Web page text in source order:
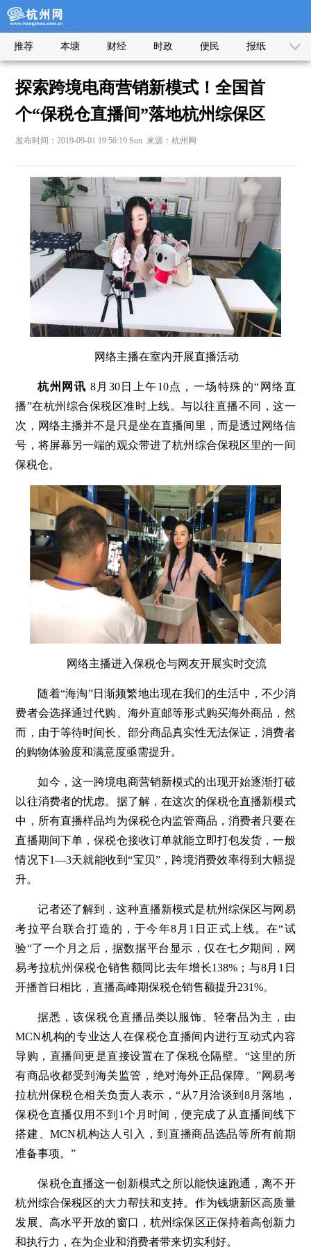
推荐 本塘 财经 时政 便民 报纸
探索跨境电商营销新模式！全国首
个“保税仓直播间”落地杭州综保区
发布时间：2019-09-01 19:56:19 Sun 来源：杭州网
网络主播在室内开展直播活动
杭州网讯 8月30日上午10点，一场特殊的“网络直
播”在杭州综合保税区准时上线。与以往直播不同，这一
次，网络主播并不是只是坐在直播间里，而是透过网络信
号，将屏幕另一端的观众带进了杭州综合保税区里的一间
保税仓。
网络主播进入保税仓与网友开展实时交流
随着“海淘”日渐频繁地出现在我们的生活中，不少消
费者会选择通过代购、海外直邮等形式购买海外商品，然
而，由于等待时间长、部分商品真实性无法保证，消费者
的购物体验度和满意度亟需提升。
如今，这一跨境电商营销新模式的出现开始逐渐打破
以往消费者的忧虑。据了解，在这次的保税仓直播新模式
中，所有直播样品均为保税仓内监管商品，消费者只要在
直播期间下单，保税仓接收订单就能立即打包发货，一般
情况下1—3天就能收到“宝贝”，跨境消费效率得到大幅提
升。
记者还了解到，这种直播新模式是杭州综保区与网易
考拉平台联合打造的，于今年8月1日正式上线。在“试
验“了一个月之后，据数据平台显示，仅在七夕期间，网
易考拉杭州保税仓销售额同比去年增长138%；与8月1日
开播首日相比，直播高峰期保税仓销售额提升231%。
据悉，该保税仓直播品类以服饰、轻奢品为主，由
MCN机构的专业达人在保税仓直播间内进行互动式内容
导购，直播间更是直接设置在了保税仓隔壁。“这里的所
有商品收都受到海关监管，绝对海外正品保障。”网易考
拉杭州保税仓相关负责人表示，“从7月洽谈到8月落地，
保税仓直播仅用不到1个月时间，便完成了从直播间线下
搭建、MCN机构达人引入，到直播商品选品等所有前期
准备事项。”
保税仓直播这一创新模式之所以能快速跑通，离不开
杭州综合保税区的大力帮扶和支持。作为钱塘新区高质量
发展、高水平开放的窗口，杭州综保区正保持着高创新力
和执行力，在为企业和消费者带来切实利好。